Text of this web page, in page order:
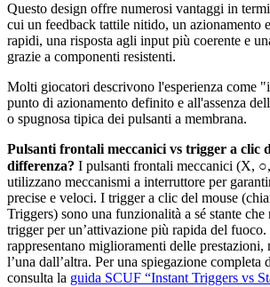
Questo design offre numerosi vantaggi in
cui un feedback tattile nitido, un azionamento
rapidi, una risposta agli input più coerente e
grazie a componenti resistenti.
Molti giocatori descrivono l'esperienza come
punto di azionamento definito e all'assenza
o spugnosa tipica dei pulsanti a membrana.
Pulsanti frontali meccanici vs trigger a clic
differenza? I pulsanti frontali meccanici (X,
utilizzano meccanismi a interruttore per
precise e veloci. I trigger a clic del mouse
Triggers) sono una funzionalità a sé stante che
trigger per un’attivazione più rapida del fuoco.
rappresentano miglioramenti delle prestazioni,
l’una dall’altra. Per una spiegazione
consulta la guida SCUF “Instant Triggers vs